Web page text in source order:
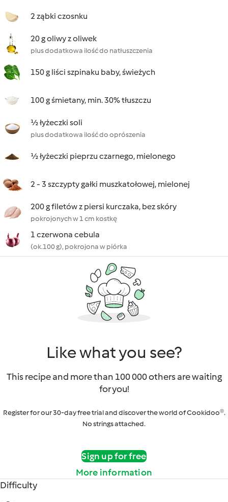
2 ząbki czosnku
20 g oliwy z oliwek
plus dodatkowa ilość do natłuszczenia
150 g liści szpinaku baby, świeżych
100 g śmietany, min. 30% tłuszczu
½ łyżeczki soli
plus dodatkowa ilość do oprószenia
½ łyżeczki pieprzu czarnego, mielonego
2 - 3 szczypty gałki muszkatołowej, mielonej
200 g filetów z piersi kurczaka, bez skóry
pokrojonych w 1 cm kostkę
1 czerwona cebula
(ok.100 g), pokrojona w piórka
Like what you see?
This recipe and more than 100 000 others are waiting
for you!
Register for our 30-day free trial and discover the world of Cookidoo®.
No strings attached.
Sign up for free
More information
Difficulty